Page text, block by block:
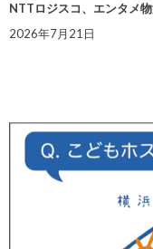
NTTロジスコ、エンタメ
2026年7月21日